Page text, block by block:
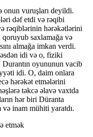
onun vuruşları deyildi.
dəf etdi və rəqibi
rəqiblərinin hərəkətlərini
qoruyub saxlamağa və
almağa imkan verdi.
idi və o, fiziki
oyununun vacib
idi. O, daim onlara
hərəkət etmələrini
təkcə əlavə vaxtda
hər biri Düranta
inam mühiti yaratdı.